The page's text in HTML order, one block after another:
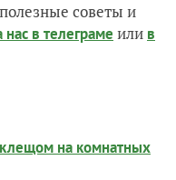
советы и
нас в телеграме или в
на комнатных